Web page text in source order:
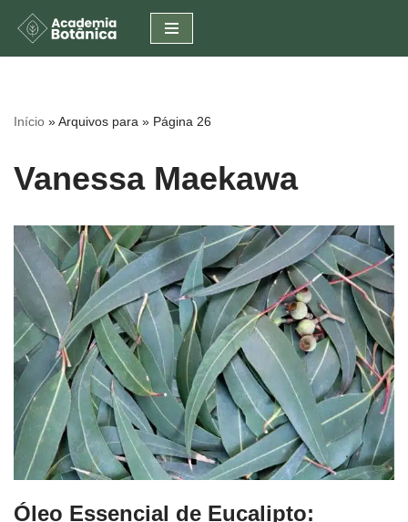
Pular
conteúdo
Início »Arquivos para » Página 26
Vanessa Maekawa
Óleo Essencial de Eucalipto: